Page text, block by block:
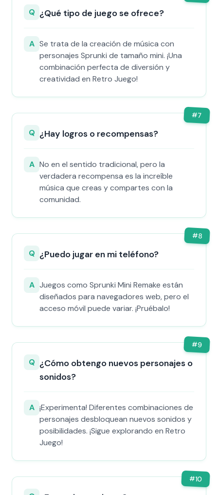
Q ¿Qué tipo de juego se ofrece?
A Se trata de la creación de música con
personajes Sprunki de tamaño mini. ¡Una
combinación perfecta de diversión y
creatividad en Retro Juego!
#7
Q ¿Hay logros o recompensas?
A No en el sentido tradicional, pero la
verdadera recompensa es la increíble
música que creas y compartes con la
comunidad.
#8
Q ¿Puedo jugar en mi teléfono?
A Juegos como Sprunki Mini Remake están
diseñados para navegadores web, pero el
acceso móvil puede variar. ¡Pruébalo!
#9
Q ¿Cómo obtengo nuevos personajes o
sonidos?
A ¡Experimenta! Diferentes combinaciones de
personajes desbloquean nuevos sonidos y
posibilidades. ¡Sigue explorando en Retro
Juego!
#10